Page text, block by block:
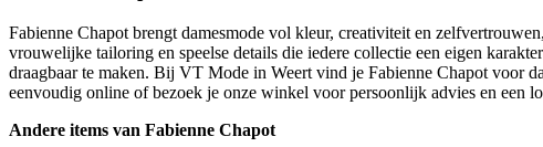
Fabienne Chapot brengt damesmode vol kleur, creativiteit en
vrouwelijke tailoring en speelse details die iedere collectie een eigen
draagbaar te maken. Bij VT Mode in Weert vind je Fabienne Chapot voor
eenvoudig online of bezoek je onze winkel voor persoonlijk advies en een
Andere items van Fabienne Chapot